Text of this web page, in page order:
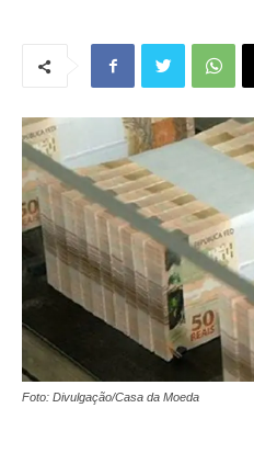
Foto: Divulgação/Casa da Moeda